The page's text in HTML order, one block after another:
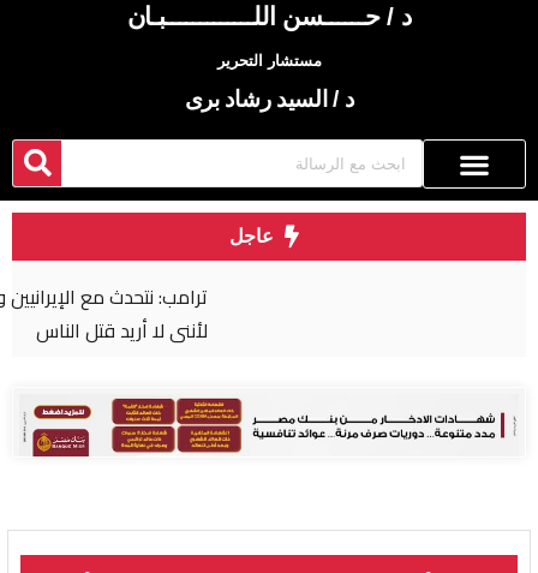
د / حــــــسن اللـــــــــــــبـان
مستشار التحرير
د / السيد رشاد برى
عاجل
ترامب: نتحدث مع الإيرانيين وأفضّل التوصل إلى اتفاق